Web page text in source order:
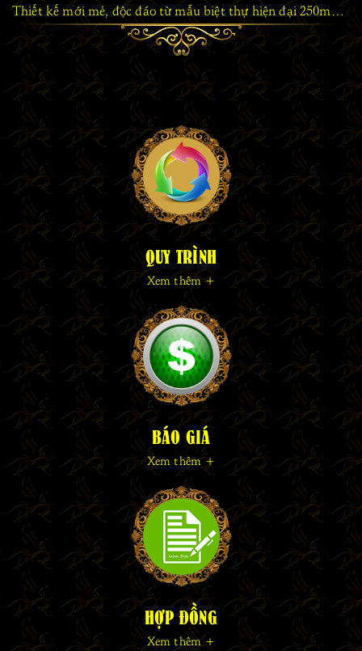
Thiết kế mới mẻ, độc đáo từ mẫu biệt thự hiện đại 250m2 1 tầng mái bằng
QUY TRÌNH
Xem thêm +
BÁO GIÁ
Xem thêm +
HỢP ĐỒNG
Xem thêm +